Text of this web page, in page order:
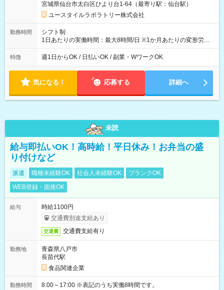
宮城県仙台市太白区ひより台1-64（最寄り駅：仙台駅）
ユースタイルラボラトリー株式会社
勤務時間
シフト制
1日あたりの実働時間：最大8時間/日 ※1か月あたりの変形労働
制（週平均40時間以内） 夜勤：17:00-翌09:00（休憩2時間）
特徴 週1日からOK / 日払いOK / 副業・WワークOK
気になる！ 応募する 詳細へ
未読
給与即払いOK！高時給！平日休み！お弁当の盛
り付けなど
派遣 職種未経験OK 社会人未経験OK
ブランクOK
WEB登録・面接OK
給与
時給1100円
交通費別途支給あり
交通費 交通費支給有り
勤務地
青森県八戸市
長苗代駅
食品関連企業
勤務時間 8:00～17:00 ※表記のうち実働8時間です。